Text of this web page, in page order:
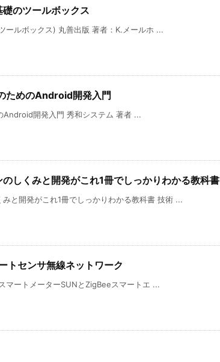
のツールボックス
ールボックス) 丸善出版 著者：K.メールホ ...
ためのAndroid開発入門
Android開発入門 秀和システム 著者 ...
しくみと開発がこれ1冊でしっかりわかる教科書
と開発がこれ1冊でしっかりわかる教科書 技術 ...
トセンサ無線ネットワーク
マートメーターSUNとZigBeeスマートエ ...